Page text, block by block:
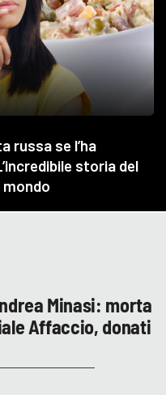
Minasi: morta
Affaccio, donati